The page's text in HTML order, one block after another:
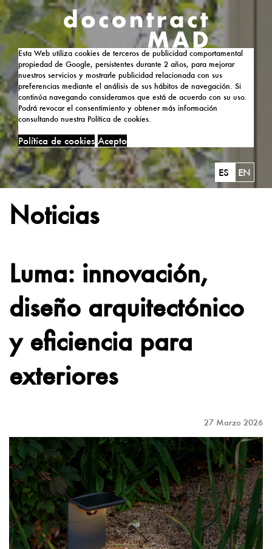
Esta Web utiliza cookies de terceros de publicidad comportamental
propiedad de Google, persistentes durante 2 años, para mejorar
nuestros servicios y mostrarle publicidad relacionada con sus
preferencias mediante el análisis de sus hábitos de navegación. Si
continúa navegando consideramos que está de acuerdo con su uso.
Podrá revocar el consentimiento y obtener más información
consultando nuestra Política de cookies.
Política de cookies Acepto
ES EN
Noticias
Luma: innovación,
diseño arquitectónico
y eficiencia para
exteriores
27 Marzo 2026